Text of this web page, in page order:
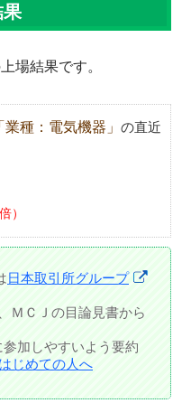
果
場結果です。
種：電気機器」 の直近
日本取引所グループ
ＭＣＪの目論見書から
加しやすいよう要約
はじめての人へ